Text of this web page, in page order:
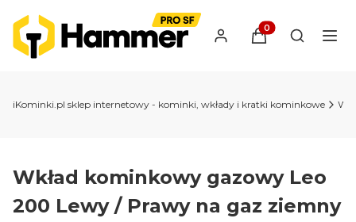
Produkty w
Otwórz
iKominki.pl sklep internetowy - kominki, wkłady i kratki kominkowe
Wkład kominkowy gazowy Leo
200 Lewy / Prawy na gaz ziemny